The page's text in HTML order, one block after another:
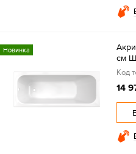
Новинка
см
Код
14